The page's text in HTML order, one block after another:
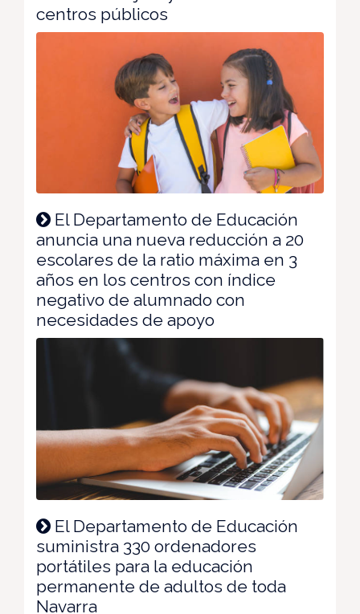
centros públicos
El Departamento de Educación
anuncia una nueva reducción a 20
escolares de la ratio máxima en 3
años en los centros con índice
negativo de alumnado con
necesidades de apoyo
El Departamento de Educación
suministra 330 ordenadores
portátiles para la educación
permanente de adultos de toda
Navarra